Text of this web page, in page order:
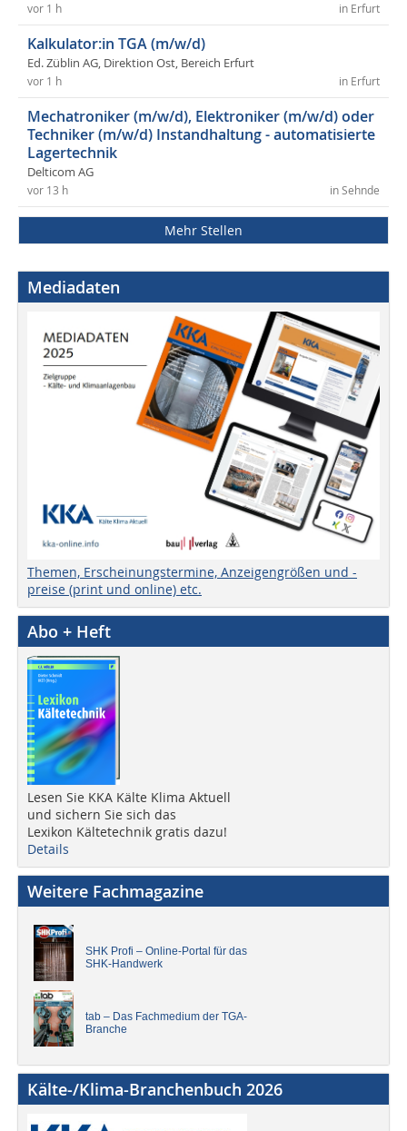
in Erfurt
vor 1 h
Kalkulator:in TGA (m/w/d)
Ed. Züblin AG, Direktion Ost, Bereich Erfurt
in Erfurt
vor 1 h
Mechatroniker (m/w/d), Elektroniker (m/w/d) oder
Techniker (m/w/d) Instandhaltung - automatisierte
Lagertechnik
Delticom AG
in Sehnde
vor 13 h
Mehr Stellen
Mediadaten
Themen, Erscheinungstermine, Anzeigengrößen und -
preise (print und online) etc.
Abo + Heft
Lesen Sie KKA Kälte Klima Aktuell
und sichern Sie sich das
Lexikon Kältetechnik gratis dazu!
Details
Weitere Fachmagazine
SHK Profi – Online-Portal für das
SHK-Handwerk
tab – Das Fachmedium der TGA-
Branche
Kälte-/Klima-Branchenbuch 2026